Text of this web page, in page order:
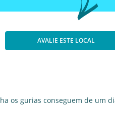
AVALIE ESTE LOCAL
os gurias conseguem de um